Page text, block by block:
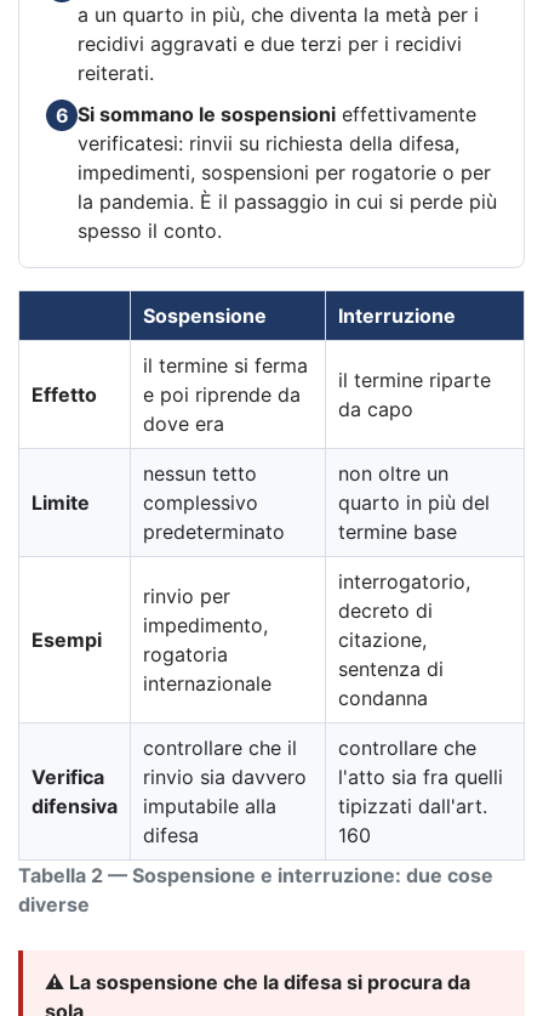
a un quarto in più, che diventa la metà per i
recidivi aggravati e due terzi per i recidivi
reiterati.
6 Si sommano le sospensioni effettivamente
verificatesi: rinvii su richiesta della difesa,
impedimenti, sospensioni per rogatorie o per
la pandemia. È il passaggio in cui si perde più
spesso il conto.
Tabella 2 — Sospensione e interruzione: due cose
diverse
Sospensione Interruzione
Effetto
il termine si ferma
e poi riprende da
dove era
il termine riparte
da capo
Limite
nessun tetto
complessivo
predeterminato
non oltre un
quarto in più del
termine base
Esempi
rinvio per
impedimento,
rogatoria
internazionale
interrogatorio,
decreto di
citazione,
sentenza di
condanna
Verifica
difensiva
controllare che il
rinvio sia davvero
imputabile alla
difesa
controllare che
l'atto sia fra quelli
tipizzati dall'art.
160
⚠️ La sospensione che la difesa si procura da
sola